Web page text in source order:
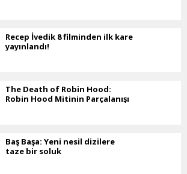
Recep İvedik 8 filminden ilk kare
yayınlandı!
The Death of Robin Hood:
Robin Hood Mitinin Parçalanışı
Baş Başa: Yeni nesil dizilere
taze bir soluk